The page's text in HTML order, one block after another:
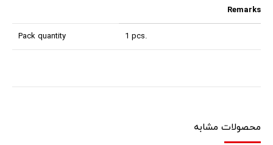
Remarks
Pack quantity 1 pcs.
محصولات مشابه